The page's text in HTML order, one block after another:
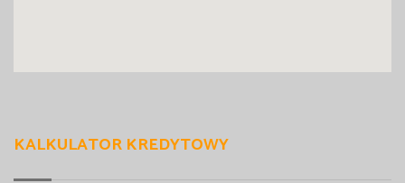
KALKULATOR KREDYTOWY